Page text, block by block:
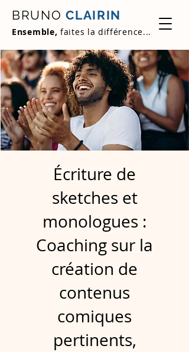
BRUNO CLAIRIN
Ensemble, faites la différence...
Écriture de
sketches et
monologues :
Coaching sur la
création de
contenus
comiques
pertinents,